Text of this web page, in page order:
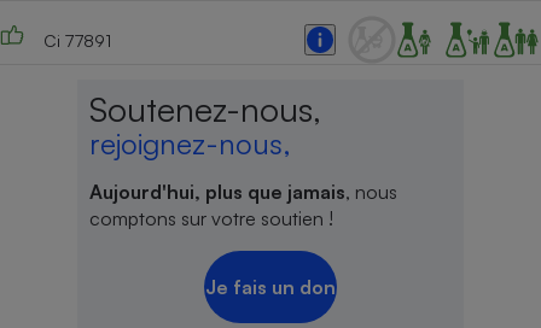
Ci 77891
Soutenez-nous,
rejoignez-nous,
Aujourd'hui, plus que jamais, nous
comptons sur votre soutien !
Je fais un don